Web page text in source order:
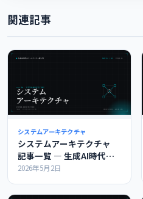
関連記事
システムアーキテクチャ
システムアーキテクチャ
記事一覧 ― 生成AI時代の
アーキテクチャ超入門
2026年5月2日